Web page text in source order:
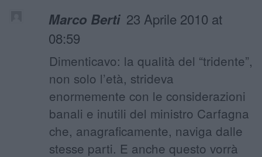
Marco Berti 23 Aprile 2010 at
08:59
Dimenticavo: la qualità del “tridente”,
non solo l’età, strideva
enormemente con le considerazioni
banali e inutili del ministro Carfagna
che, anagraficamente, naviga dalle
stesse parti. E anche questo vorrà